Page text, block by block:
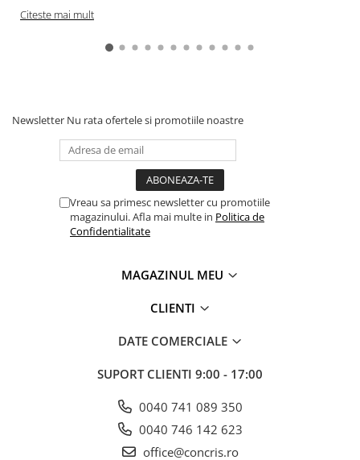
Citeste mai mult
Newsletter Nu rata ofertele si promotiile noastre
Vreau sa primesc newsletter cu promotiile
magazinului. Afla mai multe in Politica de
Confidentialitate
MAGAZINUL MEU
CLIENTI
DATE COMERCIALE
SUPORT CLIENTI 9:00 - 17:00
0040 741 089 350
0040 746 142 623
office@concris.ro